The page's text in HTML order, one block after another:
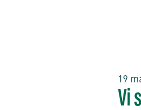
19
Vi